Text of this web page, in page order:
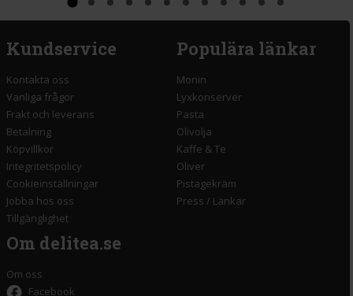
Kundservice
Kontakta oss
Vanliga frågor
Frakt och leverans
Betalning
Köpvillkor
Integritetspolicy
Cookieinställningar
Jobba hos oss
Tillgänglighet
Populära länkar
Monin
Lyxkonserver
Pasta
Olivolja
Kaffe & Te
Oliver
Pistagekräm
Press / Länkar
Om delitea.se
Om oss
Facebook